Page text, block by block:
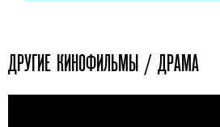
ДРУГИЕ КИНОФИЛЬМЫ / ДРАМА